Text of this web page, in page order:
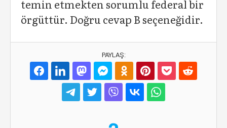
temin etmekten sorumlu federal bir
örgüttür. Doğru cevap B seçeneğidir.
PAYLAŞ: